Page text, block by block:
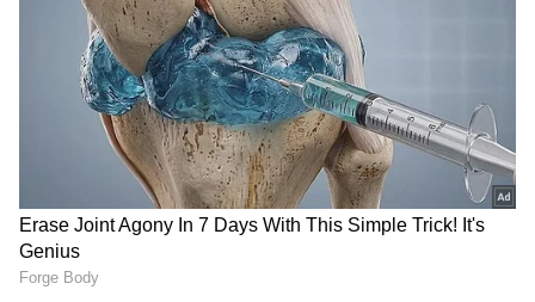
LATEST VIDEOS